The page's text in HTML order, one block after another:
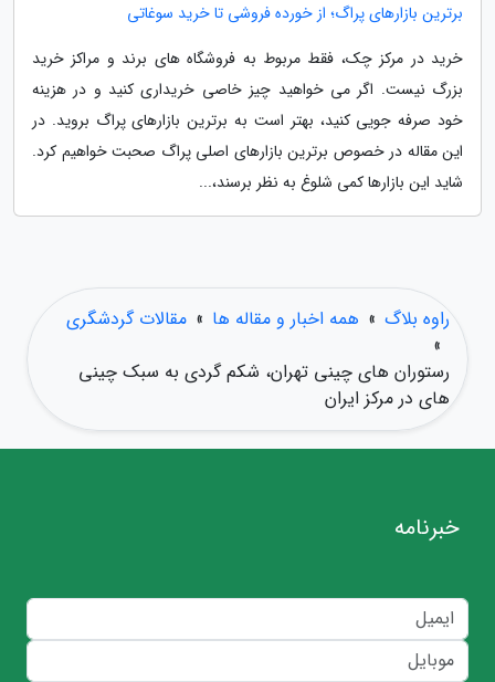
برترین بازارهای پراگ؛ از خورده فروشی تا خرید سوغاتی
خرید در مرکز چک، فقط مربوط به فروشگاه های برند و مراکز خرید
بزرگ نیست. اگر می خواهید چیز خاصی خریداری کنید و در هزینه
خود صرفه جویی کنید، بهتر است به برترین بازارهای پراگ بروید. در
این مقاله در خصوص برترین بازارهای اصلی پراگ صحبت خواهیم کرد.
شاید این بازارها کمی شلوغ به نظر برسند،...
راوه بلاگ » همه اخبار و مقاله ها » مقالات گردشگری
»
رستوران های چینی تهران، شکم گردی به سبک چینی
های در مرکز ایران
خبرنامه